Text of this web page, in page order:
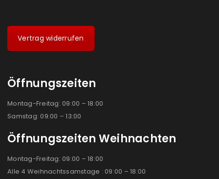
Vertrag widerrufen
Öffnungszeiten
Montag-Freitag: 09:00 – 18:00
Samstag: 09:00 – 13:00
Öffnungszeiten Weihnachten
Montag-Freitag: 09:00 – 18:00
Alle 4 Weihnachtssamstage : 09:00 – 18:00